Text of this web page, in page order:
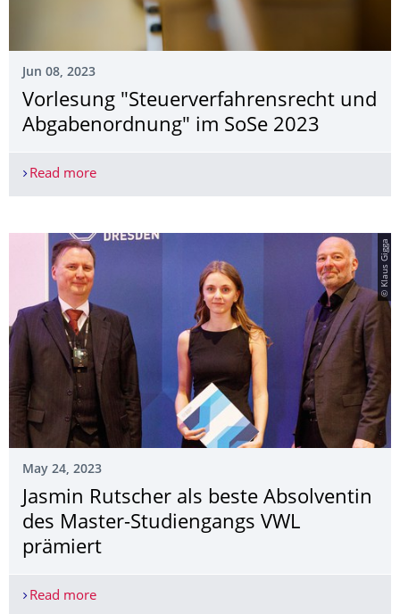
Jun 08, 2023
Vorlesung "Steuerverfahrens­recht und
Abgabenordnung" im SoSe 2023
Read moreVorlesung "Steuerverfahrensrecht und
© Klaus Gigga
May 24, 2023
Jasmin Rutscher als beste Absolventin
des Master-Studiengangs VWL
prämiert
Read moreJasmin Rutscher als beste Absolventin des